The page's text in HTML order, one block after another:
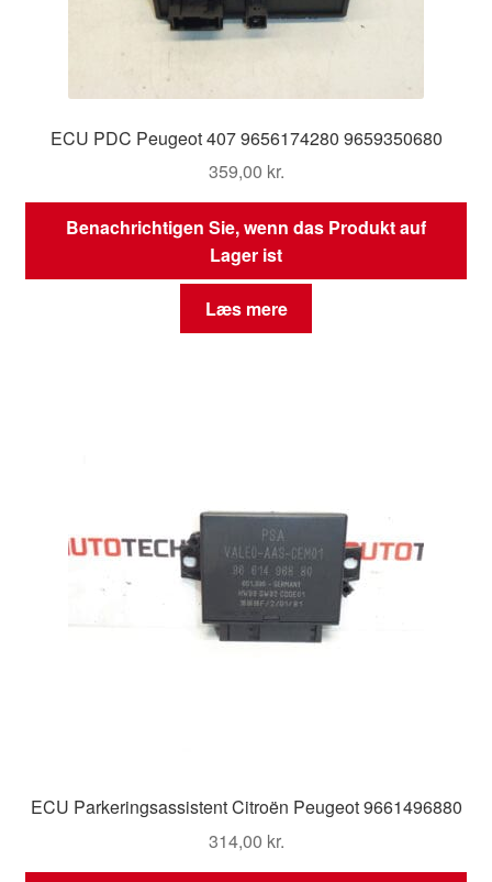
ECU PDC Peugeot 407 9656174280 9659350680
359,00 kr.
Benachrichtigen Sie, wenn das Produkt auf
Lager ist
Læs mere
ECU Parkeringsassistent Citroën Peugeot 9661496880
314,00 kr.